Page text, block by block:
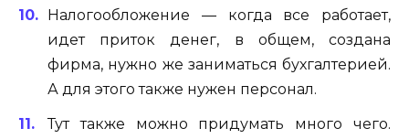
Налогообложение — когда все работает,
идет приток денег, в общем, создана
фирма, нужно же заниматься бухгалтерией.
А для этого также нужен персонал.
Тут также можно придумать много чего.